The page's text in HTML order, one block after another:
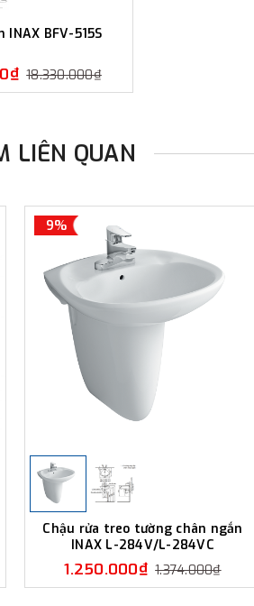
INAX BFV-515S
18.330.000₫
LIÊN QUAN
9%
Chậu rửa treo tường chân ngắn
INAX L-284V/L-284VC
1.250.000₫ 1.374.000₫